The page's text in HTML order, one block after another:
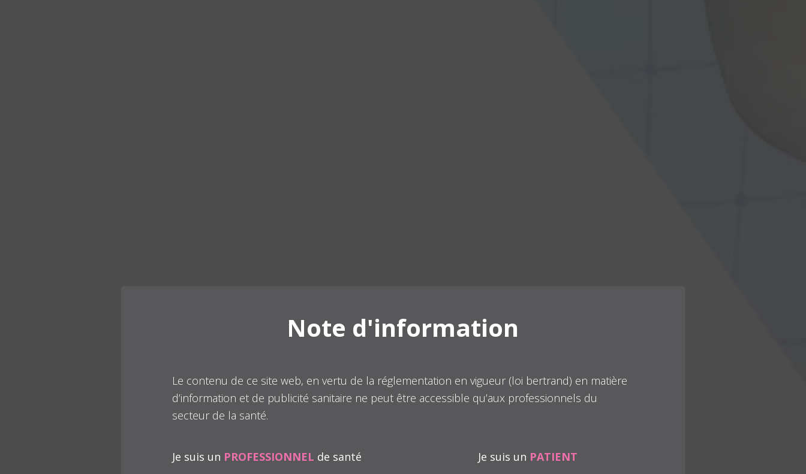
Note d'information
Le contenu de ce site web, en vertu de la réglementation en vigueur (loi bertrand) en matière
d’information et de publicité sanitaire ne peut être accessible qu’aux professionnels du
secteur de la santé.
Je suis un PROFESSIONNEL de santé Je suis un PATIENT